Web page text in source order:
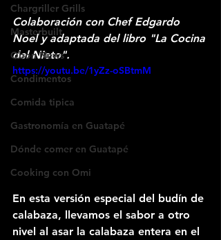
Chargriller Grills
Masterbuilt
Qbon News
Condimentos
Comida tipica
Gastronomía en Guatapé
Dónde comer en Guatapé
Cooking con Omi
Colaboración con Chef Edgardo
Noel y adaptada del libro "La Cocina
del Nieto".
https://youtu.be/1yZz-oSBtmM
En esta versión especial del budín de
calabaza, llevamos el sabor a otro
nivel al asar la calabaza entera en el